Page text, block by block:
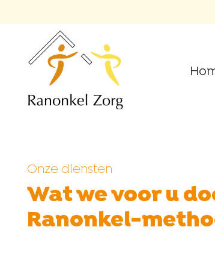
Onze diensten
Wat we voor u
Ranonkel-